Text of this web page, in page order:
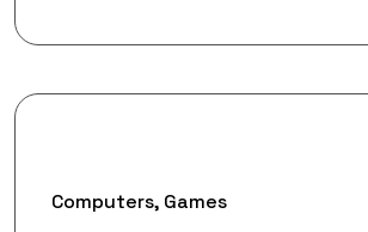
Computers, Games